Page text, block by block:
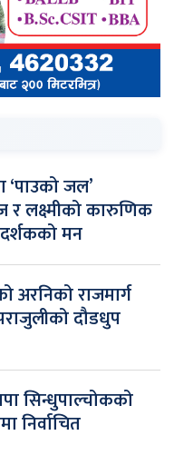
जल’
र लक्ष्मीको कारुणिक
मन
अरनिको राजमार्ग
दौडधुप
सिन्धुपाल्चोकको
निर्वाचित